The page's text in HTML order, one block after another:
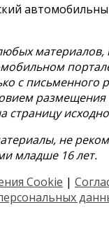
материалов,
с письменного
размещения
страницу
не
младше 16 лет.
Cookie |